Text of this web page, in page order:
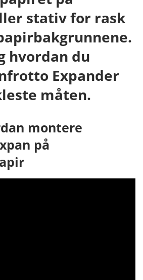
stativ for rask
hvordan du
Expander
måten.
montere
på